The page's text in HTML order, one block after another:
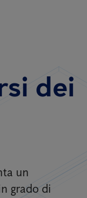
dei
un
grado di